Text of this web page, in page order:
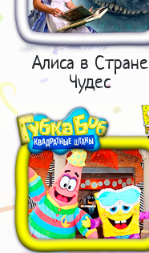
Алиса в Стране
Чудес